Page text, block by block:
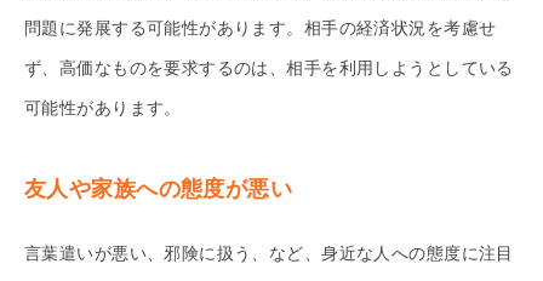
問題に発展する可能性があります。相手の経済状況を考慮せ
ず、高価なものを要求するのは、相手を利用しようとしている
可能性があります。
友人や家族への態度が悪い
言葉遣いが悪い、邪険に扱う、など、身近な人への態度に注目